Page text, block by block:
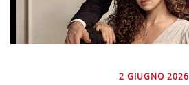
2 GIUGNO 2026